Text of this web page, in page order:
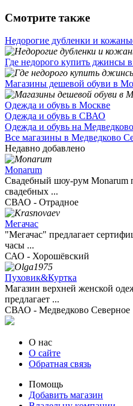
Смотрите также
Недорогие дубленки и
Где недорого купить джинсы
Магазины дешевой обуви в
Одежда и обувь в Москве
Одежда и обувь в СВАО
Одежда и обувь на Медведково
Все магазины в Медведково
Недавно добавлено
Monarum
Свадебный шоу-рум Monarum
свадебных ...
СВАО - Отрадное
Мегачас
"Мегачас" предлагает
часы ...
САО - Хорошёвский
Пуховик&Куртка
Магазин верхней женской
предлагает ...
СВАО - Медведково Северное
О нас
О сайте
Обратная связь
Помощь
Добавить магазин